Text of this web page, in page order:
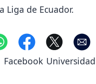
Liga de Ecuador.